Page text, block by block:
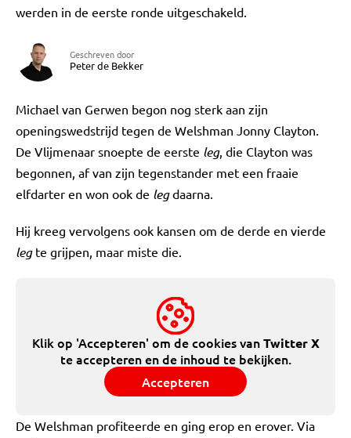
werden in de eerste ronde uitgeschakeld.
Geschreven door
Peter de Bekker
Michael van Gerwen begon nog sterk aan zijn
openingswedstrijd tegen de Welshman Jonny Clayton.
De Vlijmenaar snoepte de eerste leg, die Clayton was
begonnen, af van zijn tegenstander met een fraaie
elfdarter en won ook de legdaarna.
Hij kreeg vervolgens ook kansen om de derde en vierde
legte grijpen, maar miste die.
Klik op 'Accepteren' om de cookies vanTwitter X
te accepteren en de inhoud te bekijken.
Accepteren
De Welshman profiteerde en ging erop en erover. Via